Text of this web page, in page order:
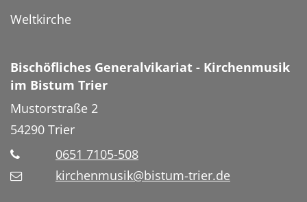
Weltkirche
Bischöfliches Generalvikariat - Kirchenmusik
im Bistum Trier
Mustorstraße 2
54290 Trier
0651 7105-508
kirchenmusik@bistum-trier.de